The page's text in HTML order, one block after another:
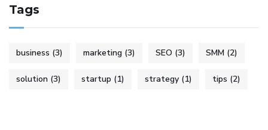
Tags
business (3) marketing (3) SEO (3) SMM (2)
solution (3) startup (1) strategy (1) tips (2)